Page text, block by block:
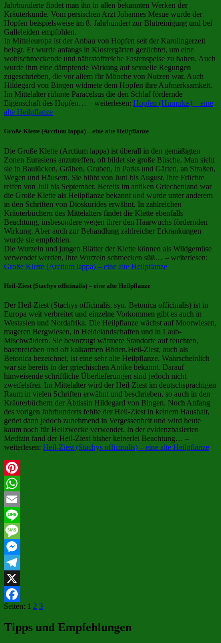
Jahrhunderte findet man ihn in allen bekannten Werken der
Kräuterkunde. Vom persischen Arzt Johannes Mesue wurde der
Hopfen beispielsweise im 8. Jahrhundert zur Blutreinigung und bei
Galleleiden empfohlen.
In Mitteleuropa ist der Anbau von Hopfen seit der Karolingerzeit
belegt. Er wurde anfangs in Klostergärten gezüchtet, um eine
wohlschmeckende und nährstoffreiche Fastenspeise zu haben. Auch
wurde ihm eine dämpfende Wirkung auf sexuelle Regungen
zugeschrieben, die vor allem für Mönche von Nutzen war. Auch
Hildegard von Bingen widmete dem Hopfen ihre Aufmerksamkeit.
Im Mittelalter rühmte Paracelsus die den Schlaf fördernde
Eigenschaft des Hopfen… – weiterlesen: Hopfen (Humulus) – eine
alte Heilpflanze
Große Klette (Arctium lappa) – eine alte Heilpflanze
Die Große Klette (Arctium lappa) ist überall in den gemäßigten
Zonen Eurasiens anzutreffen, oft bildet sie große Büsche. Man sieht
sie in Baulücken, Gräben, Gruben, in Parks und Gärten, an Straßen,
Wegen und Häusern. Sie blüht von Juni bis August, ihre Früchte
reifen von Juli bis September. Bereits im antiken Griechenland war
die Große Klette als Heilpflanze bekannt und wurde unter anderem
in den Schriften von Dioskurides erwähnt. In zahlreichen
Kräuterbüchern des Mittelalters findet die Klette ebenfalls
Beachtung, insbesondere wegen ihrer den Haarwuchs fördernden
Wirkung. Aber auch zur Behandlung zahlreicher Erkrankungen
wurde sie empfohlen.
Die Wurzeln und jungen Blätter der Klette können als Wildgemüse
verwendet werden, ihre Wurzeln schmecken süß… – weiterlesen:
Große Klette (Arctium lappa) – eine alte Heilpflanze
Heil-Ziest (Stachys officinalis) – eine alte Heilpflanze
Der Heil-Ziest (Stachys officinalis, syn. Betonica officinalis) ist in
Europa weit verbreitet und einzelne Vorkommen gibt es auch in
Westasien und Nordafrika. Die Heilpflanze wächst auf Moorwiesen,
mageren Bergwiesen, in Heidelandschaften und in Laub-
Mischwäldern. Sie bevorzugt wärmere Standorte auf feuchten,
basenreichen und oft kalkarmen Böden.Heil-Ziest, auch als
Betonica bezeichnet, ist eine sehr alte Heilpflanze. Wahrscheinlich
war sie bereits in der griechischen Antike bekannt. Darauf
hinweisende schriftliche Überlieferungen sind jedoch nicht
zweifelsfrei. Im Mittelalter wird der Heil-Ziest im deutschsprachigen
Raum in vielen Schriften erwähnt und beschrieben, so auch in den
Kräuterbüchern der Äbtissin Hildegard von Bingen. Noch Anfang
des vorigen Jahrhunderts fehlte der Heil-Ziest in keinem Haushalt,
geriet dann jedoch zunehmend in Vergessenheit und wird heute
kaum noch für Heilzwecke verwendet. In der evidenzbasierten
Medizin fand der Heil-Ziest bisher keinerlei Beachtung… –
weiterlesen: Heil-Ziest (Stachys officinalis) – eine alte Heilpflanze
Pinterest
WhatsApp
Email
Line
Message
Messenger
Telegram
X
Facebook
Seiten: 1 2 3
Tipps und Empfehlungen